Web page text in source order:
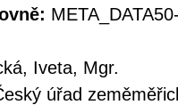
Iveta, Mgr.
úřad